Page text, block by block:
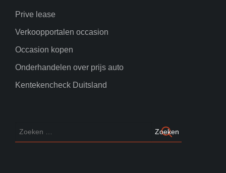
Prive lease
Verkoopportalen occasion
Occasion kopen
Onderhandelen over prijs auto
Kentekencheck Duitsland